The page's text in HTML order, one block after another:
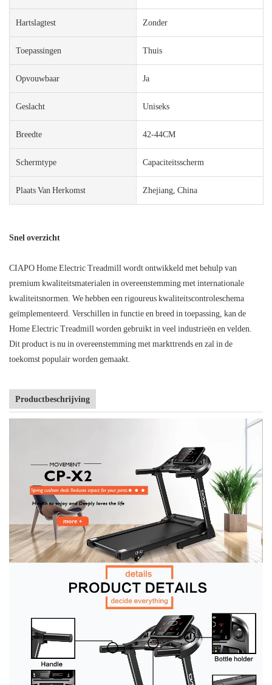
Hartslagtest Zonder
Toepassingen Thuis
Opvouwbaar Ja
Geslacht Uniseks
Breedte 42-44CM
Schermtype Capaciteitsscherm
Plaats Van Herkomst Zhejiang, China
Snel overzicht
CIAPO Home Electric Treadmill wordt ontwikkeld met behulp van
premium kwaliteitsmaterialen in overeenstemming met internationale
kwaliteitsnormen. We hebben een rigoureus kwaliteitscontroleschema
geïmplementeerd. Verschillen in functie en breed in toepassing, kan de
Home Electric Treadmill worden gebruikt in veel industrieën en velden.
Dit product is nu in overeenstemming met markttrends en zal in de
toekomst populair worden gemaakt.
Productbeschrijving